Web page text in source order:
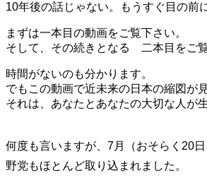
10年後の話じゃない。もうすぐ目の前
まずは一本目の動画をご覧下さい。
そして、その続きとなる 二本目をご覧
時間がないのも分かります。
でもこの動画で近未来の日本の縮図が
それは、あなたとあなたの大切な人が
何度も言いますが、7月（おそらく20
野党もほとんど取り込まれました。